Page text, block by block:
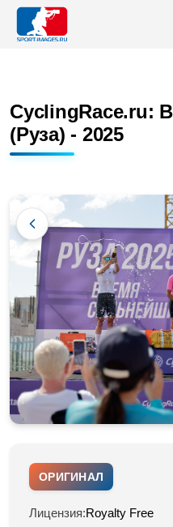
CyclingRace.ru:
(Руза) - 2025
ОРИГИНАЛ
Лицензия:Royalty Free